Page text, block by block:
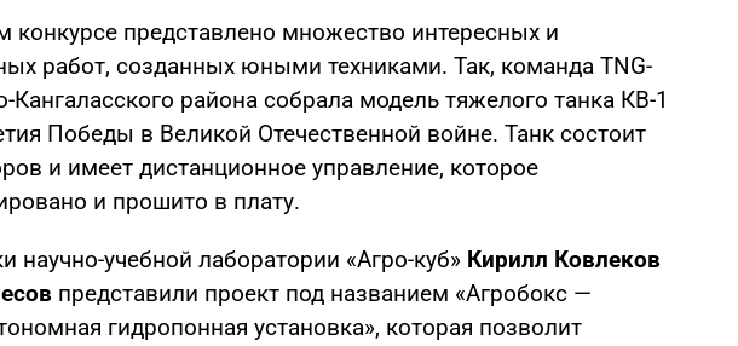
конкурсе представлено множество интересных и
работ, созданных юными техниками. Так, команда TNG-
Кангаласского района собрала модель тяжелого танка КВ-1
Победы в Великой Отечественной войне. Танк состоит
и имеет дистанционное управление, которое
и прошито в плату.
научно-учебной лаборатории «Агро-куб» Кирилл Ковлеков
представили проект под названием «Агробокс —
гидропонная установка», которая позволит